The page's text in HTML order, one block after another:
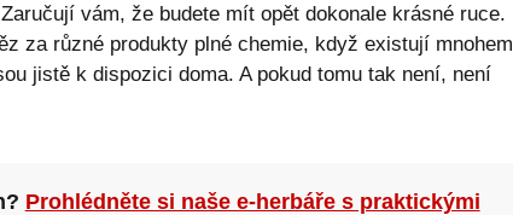
vám, že budete mít opět dokonale krásné ruce.
za různé produkty plné chemie, když existují mnohem
jistě k dispozici doma. A pokud tomu tak není, není
Prohlédněte si naše e-herbáře s praktickými